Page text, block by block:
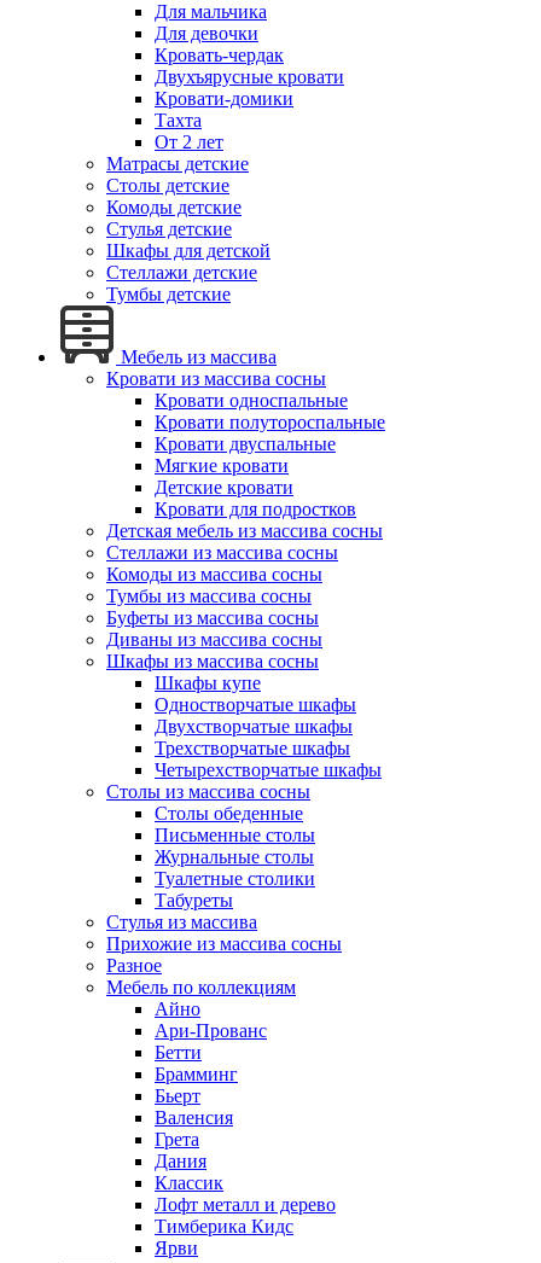
Для мальчика
Для девочки
Кровать-чердак
Двухъярусные кровати
Кровати-домики
Тахта
От 2 лет
Матрасы детские
Столы детские
Комоды детские
Стулья детские
Шкафы для детской
Стеллажи детские
Тумбы детские
Мебель из массива
Кровати из массива сосны
Кровати односпальные
Кровати полутороспальные
Кровати двуспальные
Мягкие кровати
Детские кровати
Кровати для подростков
Детская мебель из массива сосны
Стеллажи из массива сосны
Комоды из массива сосны
Тумбы из массива сосны
Буфеты из массива сосны
Диваны из массива сосны
Шкафы из массива сосны
Шкафы купе
Одностворчатые шкафы
Двухстворчатые шкафы
Трехстворчатые шкафы
Четырехстворчатые шкафы
Столы из массива сосны
Столы обеденные
Письменные столы
Журнальные столы
Туалетные столики
Табуреты
Стулья из массива
Прихожие из массива сосны
Разное
Мебель по коллекциям
Айно
Ари-Прованс
Бетти
Брамминг
Бьерт
Валенсия
Грета
Дания
Классик
Лофт металл и дерево
Тимберика Кидс
Ярви